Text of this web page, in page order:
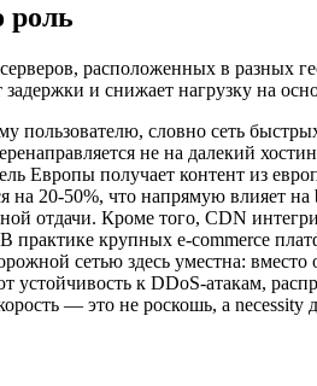
роль
расположенных в разных
и снижает нагрузку на
словно сеть
не на далекий
Европы получает контент из
на 20-50%, что напрямую влияет
отдачи. Кроме того, CDN
крупных e-commerce
сетью здесь уместна:
к DDoS-атакам,
— это не роскошь, а necessity